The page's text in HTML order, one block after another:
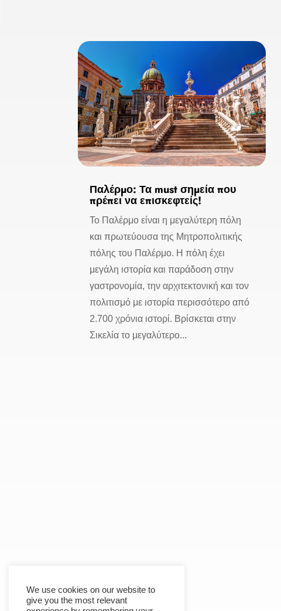
Παλέρμο: Τα must σημεία που
πρέπει να επισκεφτείς!
Το Παλέρμο είναι η μεγαλύτερη πόλη
και πρωτεύουσα της Μητροπολιτικής
πόλης του Παλέρμο. Η πόλη έχει
μεγάλη ιστορία και παράδοση στην
γαστρονομία, την αρχιτεκτονική και τον
πολιτισμό με ιστορία περισσότερο από
2.700 χρόνια ιστορί. Βρίσκεται στην
Σικελία το μεγαλύτερο...
We use cookies on our website to
give you the most relevant